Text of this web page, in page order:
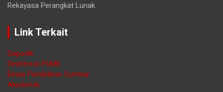
Rekayasa Perangkat Lunak
Link Terkait
Dapodik
Direktorat PSMK
Dinas Pendidikan Sumbar
Akademik